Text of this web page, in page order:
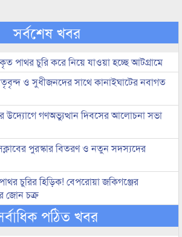
সর্বশেষ খবর
পাথর চুরি করে নিয়ে যাওয়া হচ্ছে আটগ্রামে
ও সুধীজনদের সাথে কানাইঘাটের নবাগত
উদ্যোগে গণঅভ্যুত্থান দিবসের আলোচনা সভা
পুরস্কার বিতরণ ও নতুন সদস্যদের
চুরির হিড়িক! বেপরোয়া জকিগঞ্জের
জোন চক্র
পঠিত খবর